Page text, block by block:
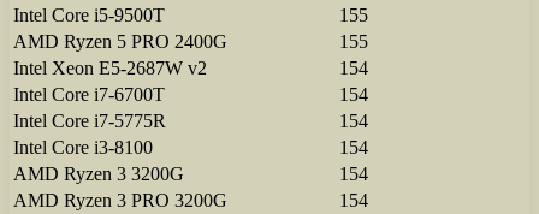
Intel Core i5-9500T
155
AMD Ryzen 5 PRO 2400G
155
Intel Xeon E5-2687W v2
154
Intel Core i7-6700T
154
Intel Core i7-5775R
154
Intel Core i3-8100
154
AMD Ryzen 3 3200G
154
AMD Ryzen 3 PRO 3200G
154